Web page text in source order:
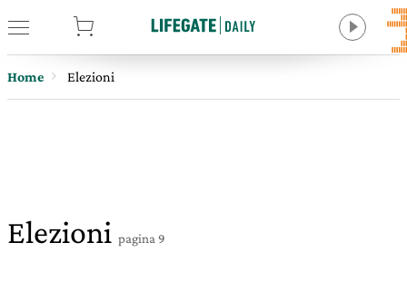
Home Elezioni
Elezioni pagina 9